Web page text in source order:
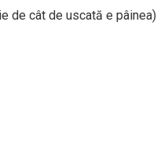
de cât de uscată e pâinea)